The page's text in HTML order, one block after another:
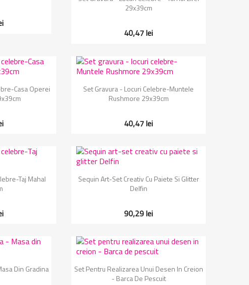
29x39cm
40,47 lei
rapidaCasa Operei
Vizualizare rapida
Set Gravura - Locuri Celebre-Muntele
Rushmore 29x39cm
40,47 lei
rapidaTaj Mahal
Vizualizare rapida
Sequin Art-Set Creativ Cu Paiete Si Glitter
Delfin
90,29 lei
rapidaDin Gradina Vizualizare rapida
Set Pentru Realizarea Unui Desen In Creion
- Barca De Pescuit